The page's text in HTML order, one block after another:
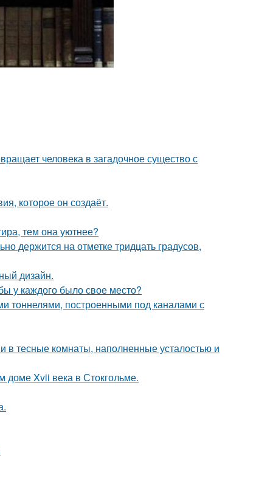
человека в загадочное существо с
которое он создаёт.
тем она уютнее?
держится на отметке тридцать градусов,
дизайн.
у каждого было свое место?
тоннелями, построенными под каналами с
в тесные комнаты, наполненные усталостью и
доме Xvii века в Стокгольме.